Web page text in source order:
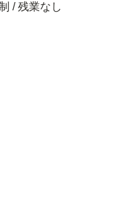
/ 残業なし